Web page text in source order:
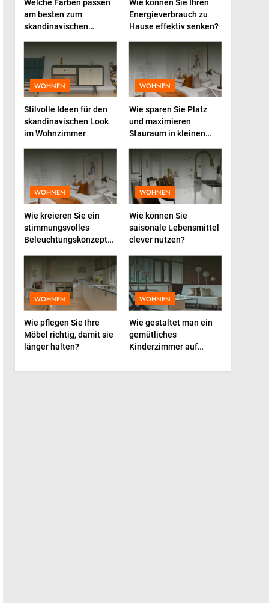
alimentaires peuvent
booster votre énergie au
quotidien
GESUNDHEIT
2
Total Productive
Maintenance (TPM):
Warum die Einbindung der
Produktion über den
Erfolg entscheidet
INDUSTRIE
3
InternetFame-
Verantwortliche bewerten
den rasanten Anstieg der
Nachfrage nach digitalem
Marketing bei deutschen
Unternehmen
BUSINESS
4
Baucontainer in der Praxis
– Planung, Nutzung und
typische Fehler
INDUSTRIE
Der Haargummi Guide
2026: Trends, Materialien
und die Zukunft deines
Lieblings-Accessoires
LIFESTYLE
6
Weinpakete, die
Stimmung und Anlass
Welche Farben passen
am besten zum
skandinavischen
Wie können Sie Ihren
Energieverbrauch zu
Hause effektiv senken?
WOHNEN
Stilvolle Ideen für den
skandinavischen Look
im Wohnzimmer
WOHNEN
Wie sparen Sie Platz
und maximieren
Stauraum in kleinen
WOHNEN
Wie kreieren Sie ein
stimmungsvolles
Beleuchtungskonzept
WOHNEN
Wie können Sie
saisonale Lebensmittel
clever nutzen?
WOHNEN
Wie pflegen Sie Ihre
Möbel richtig, damit sie
länger halten?
WOHNEN
Wie gestaltet man ein
gemütliches
Kinderzimmer auf